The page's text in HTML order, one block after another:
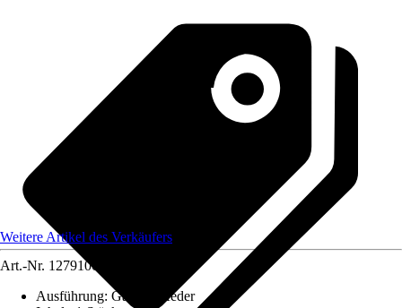
Weitere Artikel des Verkäufers
Art.-Nr. 12791003
Ausführung: Gasdruckfeder